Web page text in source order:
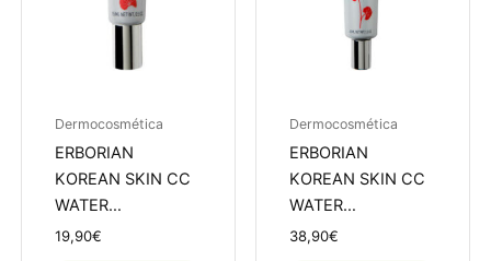
Dermocosmética
ERBORIAN
KOREAN SKIN CC
WATER…
19,90€
Dermocosmética
ERBORIAN
KOREAN SKIN CC
WATER…
38,90€